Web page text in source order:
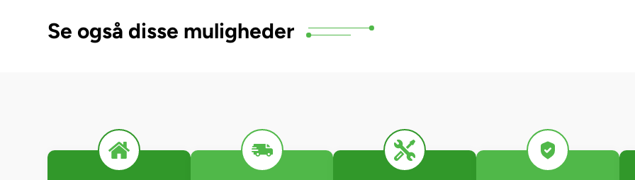
Se også disse muligheder